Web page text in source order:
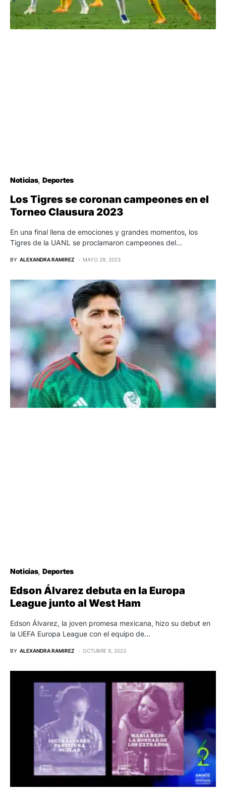
Noticias Deportes
Los Tigres se coronan campeones en el
Torneo Clausura 2023
En una final llena de emociones y grandes momentos, los
Tigres de la UANL se proclamaron campeones del…
BY ALEXANDRA RAMIREZ MAYO 29, 2023
Noticias Deportes
Edson Álvarez debuta en la Europa
League junto al West Ham
Edson Álvarez, la joven promesa mexicana, hizo su debut en
la UEFA Europa League con el equipo de…
BY ALEXANDRA RAMIREZ OCTUBRE 9, 2023